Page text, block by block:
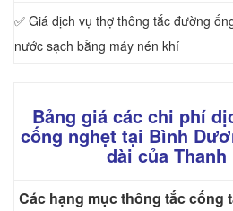
✅ Giá dịch vụ thợ thông tắc đường
nước sạch bằng máy nén khí
Bảng giá các chi phí
cống nghẹt tại Bình
dài của Thanh
Các hạng mục thông tắc cống